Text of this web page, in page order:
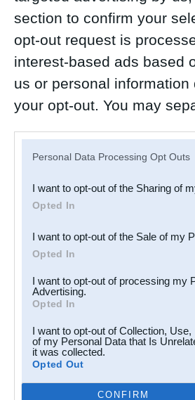
section to confirm your
opt-out request is
interest-based ads based
us or personal
your opt-out. You may
Downstream Participants
third parties.
Personal Data Processing Opt Outs
I want to opt-out of the Sharing of
Opted In
I want to opt-out of the Sale of my
Opted In
I want to opt-out of processing my
Advertising.
Opted In
I want to opt-out of Collection,
of my Personal Data that Is
it was collected.
Opted Out
CONFIRM